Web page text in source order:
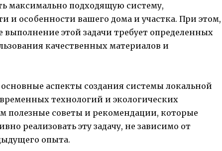
максимально подходящую систему,
и особенности вашего дома и участка. При этом,
этой задачи требует определенных
качественных материалов и
аспекты создания системы локальной
технологий и экологических
полезные советы и рекомендации, которые
реализовать эту задачу, не зависимо от
опыта.